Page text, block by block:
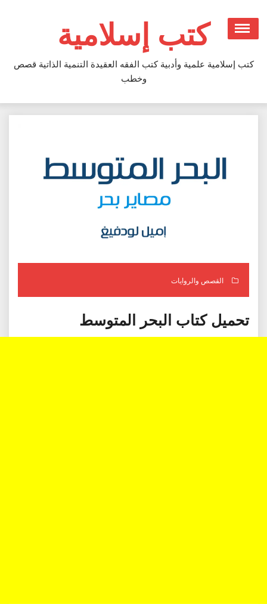
content
كتب إسلامية
كتب إسلامية علمية وأدبية كتب الفقه العقيدة التنمية الذاتية قصص
وخطب
القصص والروايات
تحميل كتاب البحر المتوسط